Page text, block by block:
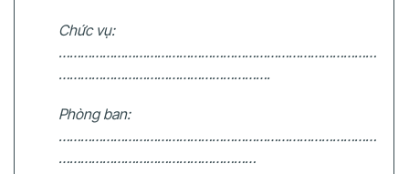
Chức vụ:
……………………………………………………………………………
………………………………………………….
Phòng ban:
……………………………………………………………………………
………………………………………………